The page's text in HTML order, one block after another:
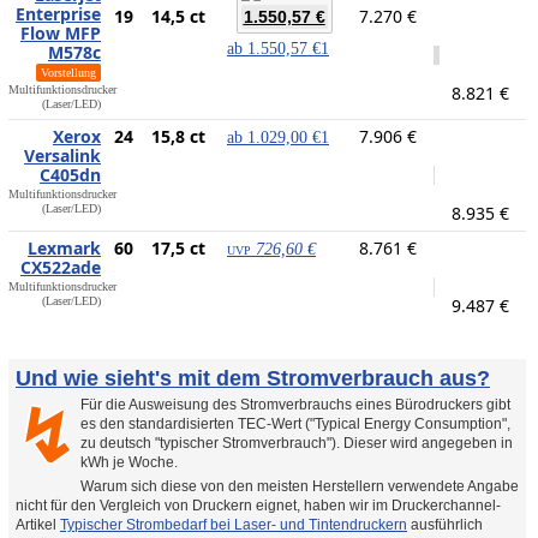
Enterprise
Flow MFP
M578c
Vorstellung
Multifunktionsdrucker
(Laser/LED)
19 14,5 ct 1.550,57 €
ab 1.550,57 €1
7.270 €
8.821 €
Xerox
Versalink
C405dn
Multifunktionsdrucker
(Laser/LED)
24 15,8 ct ab 1.029,00 €1 7.906 €
8.935 €
Lexmark
CX522ade
Multifunktionsdrucker
(Laser/LED)
60 17,5 ct UVP 726,60 € 8.761 €
9.487 €
Und wie sieht's mit dem Stromverbrauch aus?
↯
Für die Ausweisung des Stromverbrauchs eines Bürodruckers gibt
es den standardisierten TEC-Wert ("Typical Energy Consumption",
zu deutsch "typischer Stromverbrauch"). Dieser wird angegeben in
kWh je Woche.
Warum sich diese von den meisten Herstellern verwendete Angabe
nicht für den Vergleich von Druckern eignet, haben wir im Druckerchannel-
Artikel Typischer Strombedarf bei Laser- und Tintendruckern ausführlich